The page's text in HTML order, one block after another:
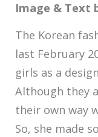
Image & Text
The Korean
last February
girls as a
Although they
their own way
So, she made